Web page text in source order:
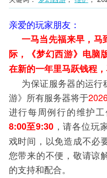
亲爱的玩家朋友：
一马当先福来早，马
际，《梦幻西游》电脑
在新的一年里马跃钱程，
为保证服务器的运行
游》所有服务器将于
进行每周例行的维护
8:00至9:30，请各位玩
戏时间，以免造成不必
您带来的不便，敬请谅
的支持和配合。